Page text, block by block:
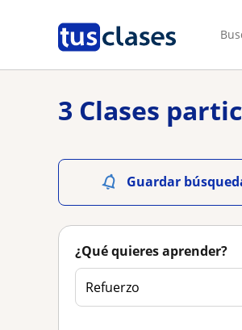
3 Clases
Guardar
¿Qué quieres aprender?